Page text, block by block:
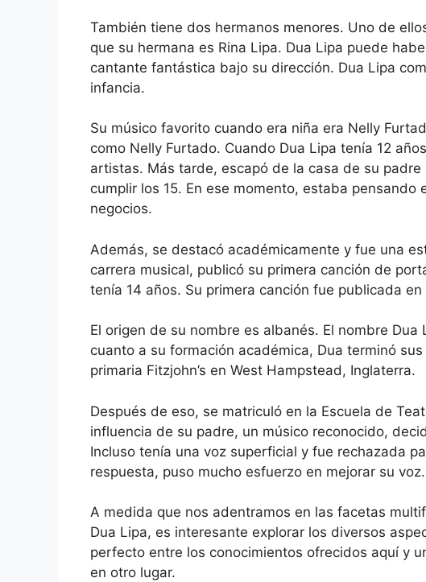
También tiene dos hermanos menores. Uno de
que su hermana es Rina Lipa. Dua Lipa puede
cantante fantástica bajo su dirección. Dua Lipa
infancia.
Su músico favorito cuando era niña era Nelly
como Nelly Furtado. Cuando Dua Lipa tenía 12
artistas. Más tarde, escapó de la casa de su
cumplir los 15. En ese momento, estaba pensando
negocios.
Además, se destacó académicamente y fue una
carrera musical, publicó su primera canción de
tenía 14 años. Su primera canción fue publicada
El origen de su nombre es albanés. El nombre
cuanto a su formación académica, Dua terminó
primaria Fitzjohn’s en West Hampstead, Inglaterra.
Después de eso, se matriculó en la Escuela de
influencia de su padre, un músico reconocido,
Incluso tenía una voz superficial y fue rechazada
respuesta, puso mucho esfuerzo en mejorar su voz.
A medida que nos adentramos en las facetas
Dua Lipa, es interesante explorar los diversos
perfecto entre los conocimientos ofrecidos aquí y
en otro lugar.